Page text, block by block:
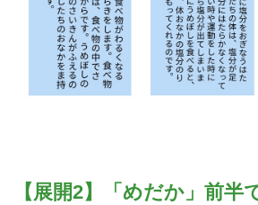
【展開2】「めだか」前半